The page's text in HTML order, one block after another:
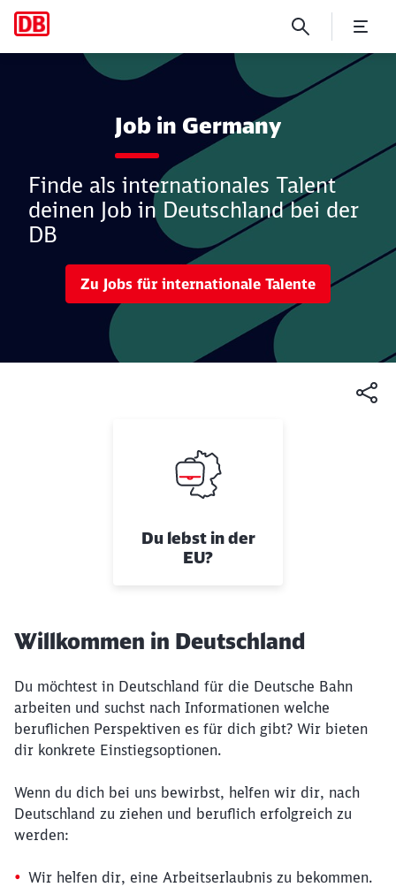
Dein Job in Deutschland
Job in Germany
Finde als internationales Talent
deinen Job in Deutschland bei der
DB
Zu Jobs für internationale Talente
Du lebst in der
EU?
Willkommen in Deutschland
Du möchtest in Deutschland für die Deutsche Bahn
arbeiten und suchst nach Informationen welche
beruflichen Perspektiven es für dich gibt? Wir bieten
dir konkrete Einstiegsoptionen.
Wenn du dich bei uns bewirbst, helfen wir dir, nach
Deutschland zu ziehen und beruflich erfolgreich zu
werden:
Wir helfen dir, eine Arbeitserlaubnis zu bekommen.